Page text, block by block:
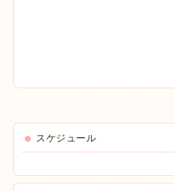
スケジュール